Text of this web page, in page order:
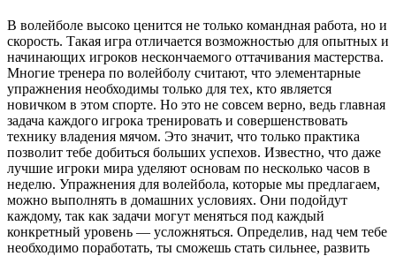
В волейболе высоко ценится не только командная работа, но и
скорость. Такая игра отличается возможностью для опытных и
начинающих игроков нескончаемого оттачивания мастерства.
Многие тренера по волейболу считают, что элементарные
упражнения необходимы только для тех, кто является
новичком в этом спорте. Но это не совсем верно, ведь главная
задача каждого игрока тренировать и совершенствовать
технику владения мячом. Это значит, что только практика
позволит тебе добиться больших успехов. Известно, что даже
лучшие игроки мира уделяют основам по несколько часов в
неделю. Упражнения для волейбола, которые мы предлагаем,
можно выполнять в домашних условиях. Они подойдут
каждому, так как задачи могут меняться под каждый
конкретный уровень — усложняться. Определив, над чем тебе
необходимо поработать, ты сможешь стать сильнее, развить